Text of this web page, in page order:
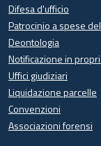
Difesa d'ufficio
Patrocinio a spese
Deontologia
Notificazione in
Uffici giudiziari
Liquidazione parcelle
Convenzioni
Associazioni forensi